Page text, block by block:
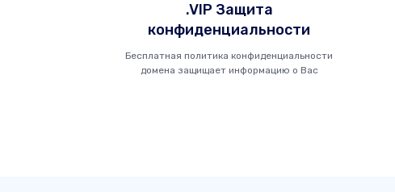
.VIP Защита
конфиденциальности
Бесплатная политика конфиденциальности
домена защищает информацию о Вас